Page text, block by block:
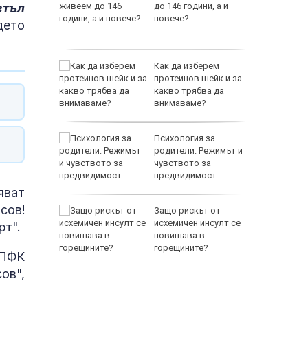
10 за
до 146 години, а и
повече?
Как да изберем
протеинов шейк и за
какво трябва да
внимаваме?
Психология за
родители: Режимът и
чувството за
предвидимост
Защо рискът от
исхемичен инсулт се
повишава в
горещините?